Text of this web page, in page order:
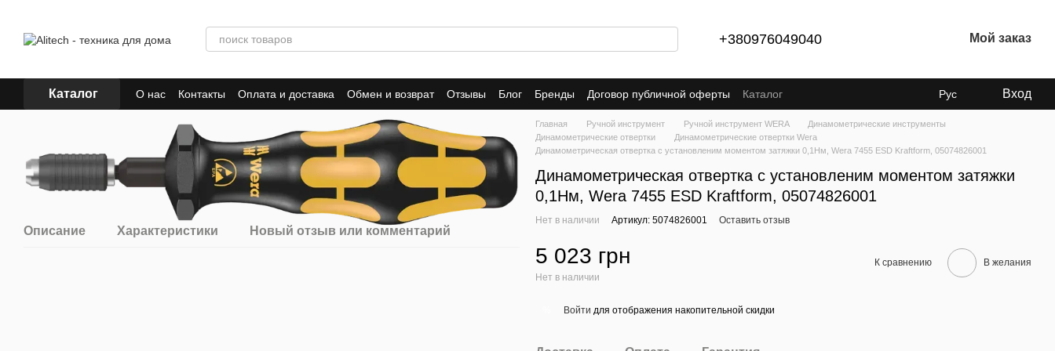
+380976049040 Мой заказ
Каталог О нас Контакты Оплата и доставка Обмен и возврат Отзывы Блог Бренды Договор публичной оферты Каталог Рус Вход
Описание Характеристики Новый отзыв или комментарий
Главная Ручной инструмент Ручной инструмент WERA
Динамометрические инструменты
Динамометрические отвертки
Динамометрические отвертки Wera
Динамометрическая отвертка с установленим моментом затяжки 0,1Нм, Wera 7455 ESD Kraftform, 05074826001
Динамометрическая отвертка с установленим моментом затяжки
0,1Нм, Wera 7455 ESD Kraftform, 05074826001
Нет в наличии Артикул: 5074826001 Оставить отзыв
5 023 грн
Нет в наличии
К сравнению В желания
Войти для отображения накопительной скидки